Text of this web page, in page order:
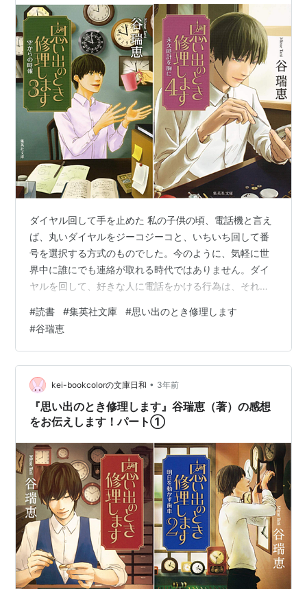
ダイヤル回して手を止めた 私の子供の頃、電話機と言え
ば、丸いダイヤルをジーコジーコと、いちいち回して番
号を選択する方式のものでした。今のように、気軽に世
界中に誰にでも連絡が取れる時代ではありません。ダイ
ヤルを回して、好きな人に電話をかける行為は、それは
で、電話をすること自体を何度もためらって、何度も途
中でやめてしまったり、やっぱりと思って、再度ダイヤ
ルを回したり、を繰り返します。そういった心の中のも
どかしい感情を表しているのが、名曲『恋におちて -Fall
in love-』の歌詞にある「ダイヤル回して手を止めた」と
いう表現なのだと思います。ダ…
#読書 #集英社文庫 #思い出のとき修理します
#谷瑞恵
kei-bookcolorの文庫日和 • 3年前
『思い出のとき修理します』谷瑞恵（著）の感想
をお伝えします！パート①